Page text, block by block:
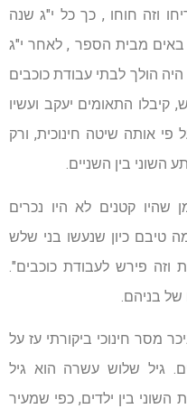
וזה חוחו , כך כל י"ג שנה
באים מבית הספר , לאחר י"ג
הולך לבתי עבודת כוכבים
התאומים יעקב ועשיו
אותה שיטה חינוכית, ורק
בין השניים.
קטנים לא היו נכרים
טיבם כיון שנעשו בני שלש
פירש לעבודת כוכבים".
בניהם.
מסר חינוכי ביקורתי עז על
גיל שלוש עשרה הוא גיל
בין ילדים, כפי שמעיר